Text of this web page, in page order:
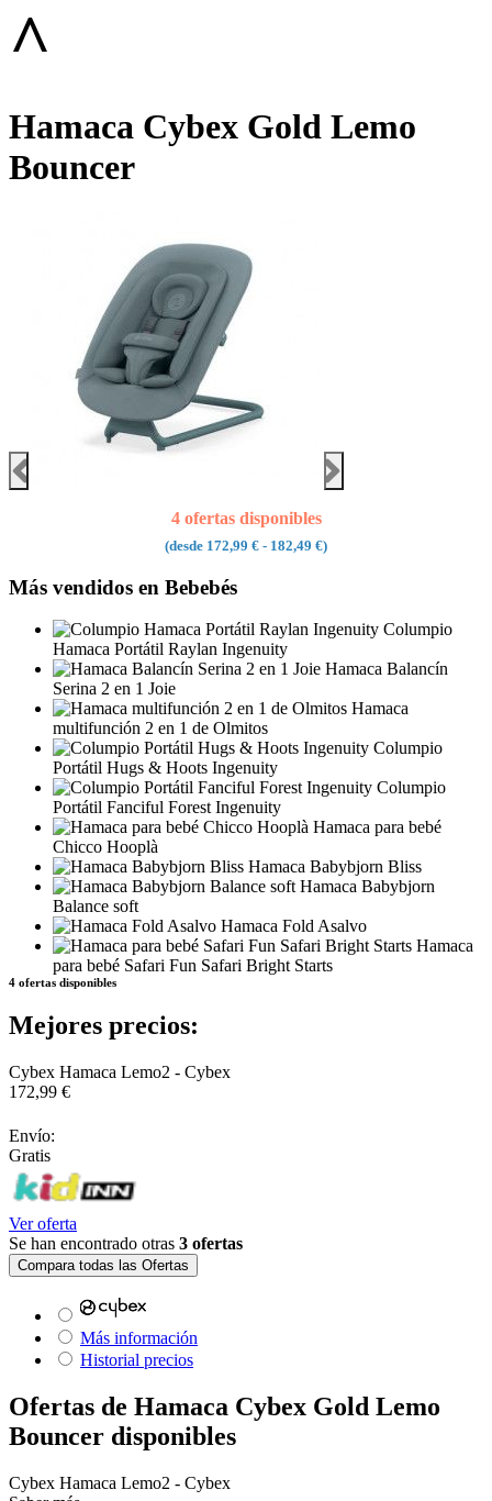
^
Hamaca Cybex Gold Lemo
Bouncer
4 ofertas disponibles
(desde 172,99 € - 182,49 €)
Más vendidos en Bebebés
Columpio
Hamaca Portátil Raylan Ingenuity
Hamaca Balancín
Serina 2 en 1 Joie
Hamaca
multifunción 2 en 1 de Olmitos
Columpio
Portátil Hugs & Hoots Ingenuity
Columpio
Portátil Fanciful Forest Ingenuity
Hamaca para bebé
Chicco Hooplà
Hamaca Babybjorn Bliss
Hamaca Babybjorn
Balance soft
Hamaca Fold Asalvo
Hamaca
para bebé Safari Fun Safari Bright Starts
4 ofertas disponibles
Mejores precios:
Cybex Hamaca Lemo2 - Cybex
172,99 €
Envío:
Gratis
Ver oferta
Se han encontrado otras 3 ofertas
Compara todas las Ofertas
Más información
Historial precios
Ofertas de Hamaca Cybex Gold Lemo
Bouncer disponibles
Cybex Hamaca Lemo2 - Cybex